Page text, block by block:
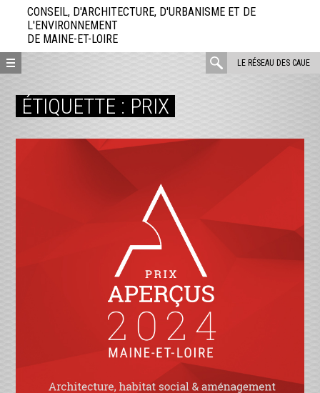
directement
contenu
CONSEIL, D'ARCHITECTURE, D'URBANISME ET DE
L'ENVIRONNEMENT
DE MAINE-ET-LOIRE
LE RÉSEAU DES CAUE
rechercher
ÉTIQUETTE : PRIX